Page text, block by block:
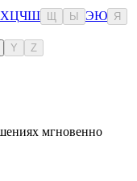
ХЦЧШ Ы ЭЮ Я
Y Z
мгновенно